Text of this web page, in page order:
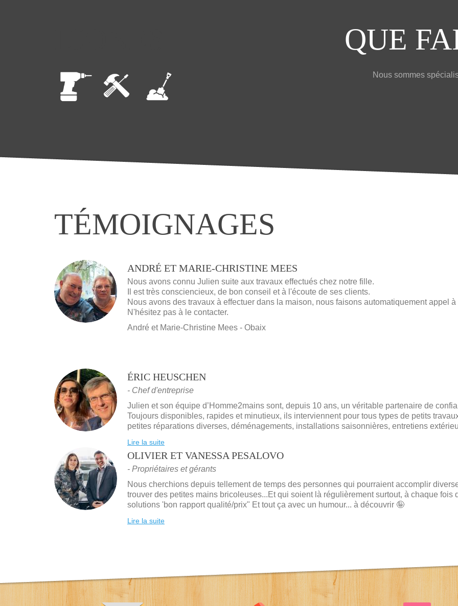
QUE
Nous sommes
TÉMOIGNAGES
ANDRÉ ET MARIE-CHRISTINE MEES
Nous avons connu Julien suite aux travaux effectués chez notre fille.
Il est très consciencieux, de bon conseil et à l'écoute de ses clients.
Nous avons des travaux à effectuer dans la maison, nous faisons automatiquement appel à
N'hésitez pas à le contacter.
André et Marie-Christine Mees - Obaix
ÉRIC HEUSCHEN
- Chef d'entreprise
Julien et son équipe d’Homme2mains sont, depuis 10 ans, un véritable partenaire de
Toujours disponibles, rapides et minutieux, ils interviennent pour tous types de petits
petites réparations diverses, déménagements, installations saisonnières, entretiens
Lire la suite
OLIVIER ET VANESSA PESALOVO
- Propriétaires et gérants
Nous cherchions depuis tellement de temps des personnes qui pourraient accomplir
trouver des petites mains bricoleuses...Et qui soient là régulièrement surtout, à chaque
solutions 'bon rapport qualité/prix" Et tout ça avec un humour... à découvrir 🤪
Lire la suite